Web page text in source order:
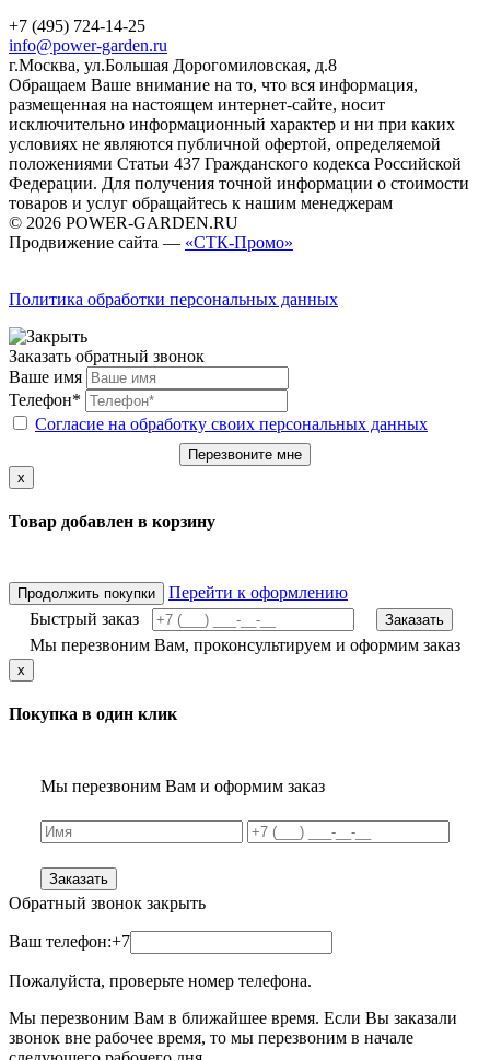
+7 (495) 724-14-25
info@power-garden.ru
г.Москва, ул.Большая Дорогомиловская, д.8
Обращаем Ваше внимание на то, что вся информация,
размещенная на настоящем интернет-сайте, носит
исключительно информационный характер и ни при каких
условиях не являются публичной офертой, определяемой
положениями Статьи 437 Гражданского кодекса Российской
Федерации. Для получения точной информации о стоимости
товаров и услуг обращайтесь к нашим менеджерам
© 2026 POWER-GARDEN.RU
Продвижение сайта — «СТК-Промо»
Политика обработки персональных данных
Заказать обратный звонок
Ваше имя
Телефон*
Согласие на обработку своих персональных данных
Перезвоните мне
x
Товар добавлен в корзину
Продолжить покупки
Перейти к оформлению
Быстрый заказ
Заказать
Мы перезвоним Вам, проконсультируем и оформим заказ
x
Покупка в один клик
Мы перезвоним Вам и оформим заказ
Заказать
Обратный звонок закрыть
Ваш телефон:+7
Пожалуйста, проверьте номер телефона.
Мы перезвоним Вам в ближайшее время. Если Вы заказали
звонок вне рабочее время, то мы перезвоним в начале